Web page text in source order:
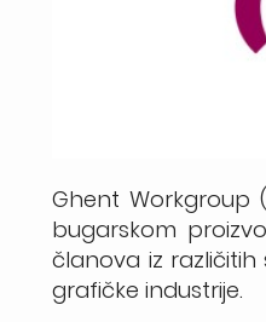
Ghent Workgroup
bugarskom
članova iz
grafičke industrije.